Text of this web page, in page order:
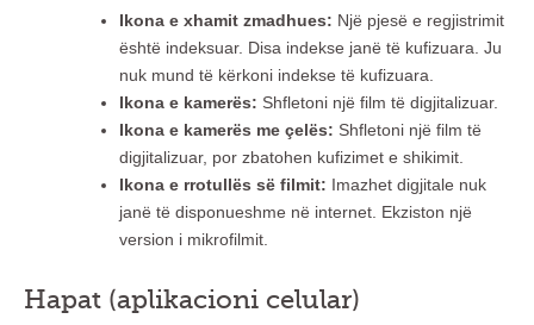
Ikona e xhamit zmadhues: Një pjesë e regjistrimit
është indeksuar. Disa indekse janë të kufizuara. Ju
nuk mund të kërkoni indekse të kufizuara.
Ikona e kamerës: Shfletoni një film të digjitalizuar.
Ikona e kamerës me çelës: Shfletoni një film të
digjitalizuar, por zbatohen kufizimet e shikimit.
Ikona e rrotullës së filmit: Imazhet digjitale nuk
janë të disponueshme në internet. Ekziston një
version i mikrofilmit.
Hapat (aplikacioni celular)